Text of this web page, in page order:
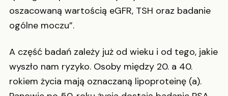
oszacowaną wartością eGFR, TSH oraz badanie
ogólne moczu”.
A część badań zależy już od wieku i od tego, jakie
wyszło nam ryzyko. Osoby między 20. a 40.
rokiem życia mają oznaczaną lipoproteinę (a).